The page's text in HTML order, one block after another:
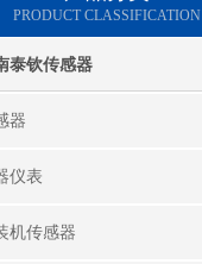
PRODUCT CLASSIFICATION
泰钦传感器
器
仪表
机传感器